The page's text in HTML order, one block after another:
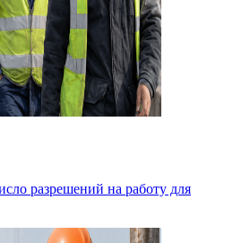
разрешений на работу для